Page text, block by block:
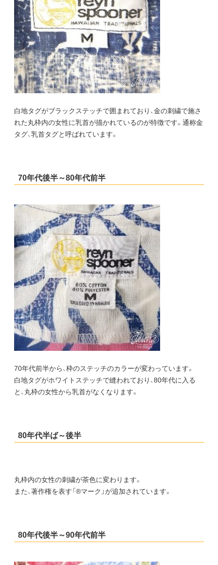
白地タグがブラックステッチで囲まれており、金の刺繍で施さ
れた丸枠内の女性に乳首が描かれているのが特徴です。通称金
タグ、乳首タグと呼ばれています。
70年代後半～80年代前半
70年代前半から、枠のステッチのカラーが変わっています。
白地タグがホワイトステッチで縫われており、80年代に入る
と、丸枠の女性から乳首がなくなります。
80年代半ば～後半
丸枠内の女性の刺繍が茶色に変わります。
また、著作権を表す「®マーク」が追加されています。
80年代後半～90年代前半